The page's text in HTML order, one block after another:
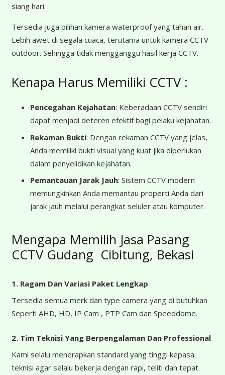
siang hari.
Tersedia juga pilihan kamera waterproof yang tahan air.
Lebih awet di segala cuaca, terutama untuk kamera CCTV
outdoor. Sehingga tidak mengganggu hasil kerja CCTV.
Kenapa Harus Memiliki CCTV :
Pencegahan Kejahatan: Keberadaan CCTV sendiri
dapat menjadi deteren efektif bagi pelaku kejahatan.
Rekaman Bukti: Dengan rekaman CCTV yang jelas,
Anda memiliki bukti visual yang kuat jika diperlukan
dalam penyelidikan kejahatan.
Pemantauan Jarak Jauh: Sistem CCTV modern
memungkinkan Anda memantau properti Anda dari
jarak jauh melalui perangkat seluler atau komputer.
Mengapa Memilih Jasa Pasang
CCTV Gudang Cibitung, Bekasi
1. Ragam Dan Variasi Paket Lengkap
Tersedia semua merk dan type camera yang di butuhkan
Seperti AHD, HD, IP Cam , PTP Cam dan Speeddome.
2. Tim Teknisi Yang Berpengalaman Dan Professional
Kami selalu menerapkan standard yang tinggi kepasa
teknisi agar selalu bekerja dengan rapi, teliti dan tepat